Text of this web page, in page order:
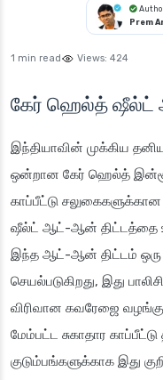
Prem
1 min read Views: 424
கேர் ஹெல்த் ஷீல்ட்
இந்தியாவின் முக்கிய
ஒன்றான கேர் ஹெல்த்
காப்பீட்டு
ஷீல்ட் ஆட்-ஆன் திட்டத்தை
இந்த ஆட்-ஆன் திட்டம் ஒரு
செயல்படுகிறது, இது
விரிவான கவரேஜை
மேம்பட்ட சுகாதார
குடும்பங்களுக்காக இது